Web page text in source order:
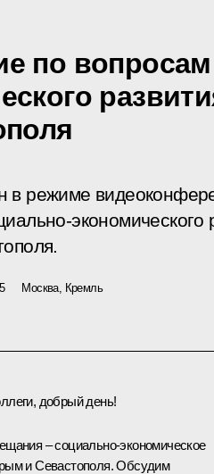
по
в режиме
Москва, Кремль
добрый день!
– социально-экономическое
и Севастополя. Обсудим